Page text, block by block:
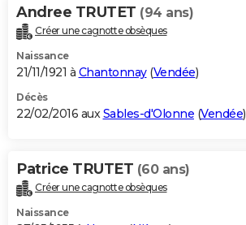
Andree TRUTET (94 ans)
Créer une cagnotte obsèques
Naissance
21/11/1921 à Chantonnay(Vendée)
Décès
22/02/2016 auxSables-d'Olonne (Vendée)
Patrice TRUTET (60 ans)
Créer une cagnotte obsèques
Naissance